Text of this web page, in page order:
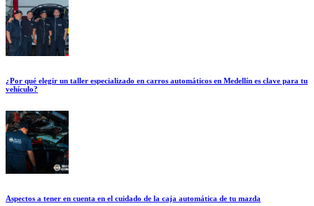
¿Por qué elegir un taller especializado en carros automáticos en Medellín es clave para tu
vehículo?
Aspectos a tener en cuenta en el cuidado de la caja automática de tu mazda